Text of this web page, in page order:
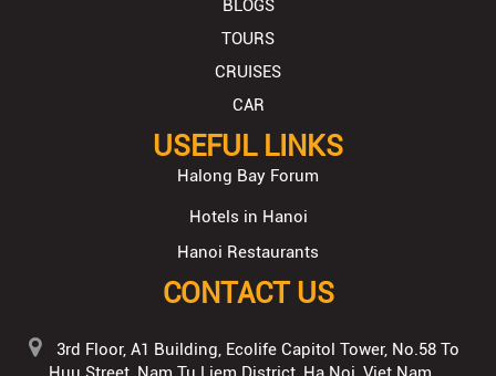
BLOGS
TOURS
CRUISES
CAR
USEFUL LINKS
Halong Bay Forum
Hotels in Hanoi
Hanoi Restaurants
CONTACT US
3rd Floor, A1 Building, Ecolife Capitol Tower, No.58 To